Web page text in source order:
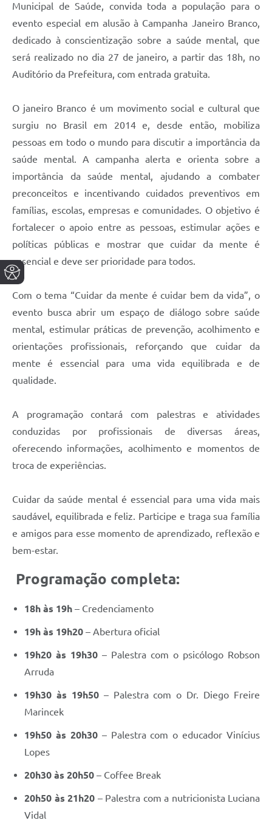
Municipal de Saúde, convida toda a população para o
evento especial em alusão à Campanha Janeiro Branco,
dedicado à conscientização sobre a saúde mental, que
será realizado no dia 27 de janeiro, a partir das 18h, no
Auditório da Prefeitura, com entrada gratuita.
O janeiro Branco é um movimento social e cultural que
surgiu no Brasil em 2014 e, desde então, mobiliza
pessoas em todo o mundo para discutir a importância da
saúde mental. A campanha alerta e orienta sobre a
importância da saúde mental, ajudando a combater
preconceitos e incentivando cuidados preventivos em
famílias, escolas, empresas e comunidades. O objetivo é
fortalecer o apoio entre as pessoas, estimular ações e
políticas públicas e mostrar que cuidar da mente é
essencial e deve ser prioridade para todos.
Com o tema “Cuidar da mente é cuidar bem da vida”, o
evento busca abrir um espaço de diálogo sobre saúde
mental, estimular práticas de prevenção, acolhimento e
orientações profissionais, reforçando que cuidar da
mente é essencial para uma vida equilibrada e de
qualidade.
A programação contará com palestras e atividades
conduzidas por profissionais de diversas áreas,
oferecendo informações, acolhimento e momentos de
troca de experiências.
Cuidar da saúde mental é essencial para uma vida mais
saudável, equilibrada e feliz. Participe e traga sua família
e amigos para esse momento de aprendizado, reflexão e
bem-estar.
Programação completa:
18h às 19h – Credenciamento
19h às 19h20 – Abertura oficial
19h20 às 19h30 – Palestra com o psicólogo Robson
Arruda
19h30 às 19h50– Palestra com o Dr. Diego Freire
Marincek
19h50 às 20h30– Palestra com o educador Vinícius
Lopes
20h30 às 20h50 – Coffee Break
20h50 às 21h20 – Palestra com a nutricionista Luciana
Vidal